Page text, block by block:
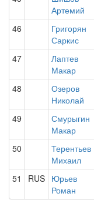
Артемий
46
Григорян
Саркис
47
Лаптев
Макар
48
Озеров
Николай
49
Смурыгин
Макар
50
Терентьев
Михаил
51 RUS Юрьев
Роман